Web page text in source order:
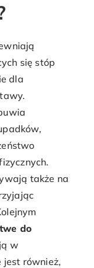
się stóp
dla
także na
do
w
jest również,